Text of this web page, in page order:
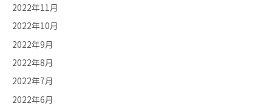
2022年11月
2022年10月
2022年9月
2022年8月
2022年7月
2022年6月